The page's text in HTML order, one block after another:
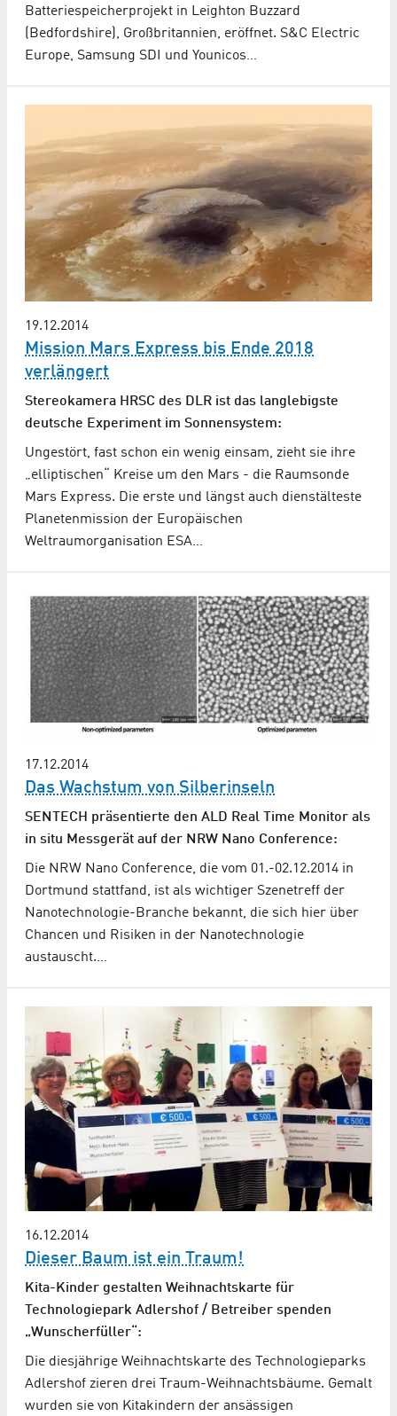
Batteriespeicherprojekt in Leighton Buzzard
(Bedfordshire), Großbritannien, eröffnet. S&C Electric
Europe, Samsung SDI und Younicos…
19.12.2014
Mission Mars Express bis Ende 2018
verlängert
Stereokamera HRSC des DLR ist das langlebigste
deutsche Experiment im Sonnensystem:
Ungestört, fast schon ein wenig einsam, zieht sie ihre
„elliptischen“ Kreise um den Mars - die Raumsonde
Mars Express. Die erste und längst auch dienstälteste
Planetenmission der Europäischen
Weltraumorganisation ESA…
17.12.2014
Das Wachstum von Silberinseln
SENTECH präsentierte den ALD Real Time Monitor als
in situ Messgerät auf der NRW Nano Conference:
Die NRW Nano Conference, die vom 01.-02.12.2014 in
Dortmund stattfand, ist als wichtiger Szenetreff der
Nanotechnologie-Branche bekannt, die sich hier über
Chancen und Risiken in der Nanotechnologie
austauscht.…
16.12.2014
Dieser Baum ist ein Traum!
Kita-Kinder gestalten Weihnachtskarte für
Technologiepark Adlershof / Betreiber spenden
„Wunscherfüller“:
Die diesjährige Weihnachtskarte des Technologieparks
Adlershof zieren drei Traum-Weihnachtsbäume. Gemalt
wurden sie von Kitakindern der ansässigen